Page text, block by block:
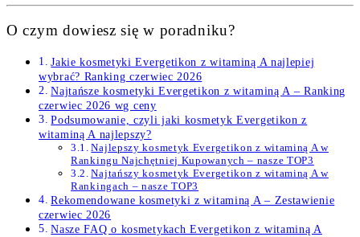
O czym dowiesz się w poradniku?
Jakie kosmetyki Evergetikon z witaminą A najlepiej
wybrać? Ranking czerwiec 2026
Najtańsze kosmetyki Evergetikon z witaminą A – Ranking
czerwiec 2026 wg ceny
Podsumowanie, czyli jaki kosmetyk Evergetikon z
witaminą A najlepszy?
Najlepszy kosmetyk Evergetikon z witaminą A w
Rankingu Najchętniej Kupowanych – nasze TOP3
Najtańszy kosmetyk Evergetikon z witaminą A w
Rankingach – nasze TOP3
Rekomendowane kosmetyki z witaminą A – Zestawienie
czerwiec 2026
Nasze FAQ o kosmetykach Evergetikon z witaminą A